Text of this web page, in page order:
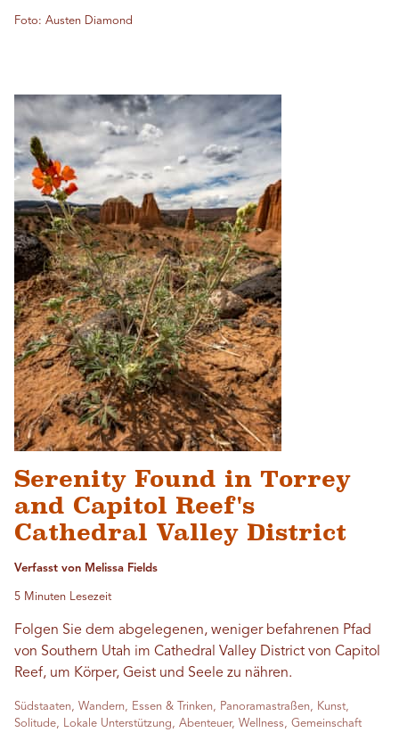
Foto: Austen Diamond
Serenity Found in Torrey
and Capitol Reef's
Cathedral Valley District
Verfasst von Melissa Fields
5 Minuten Lesezeit
Folgen Sie dem abgelegenen, weniger befahrenen Pfad
von Southern Utah im Cathedral Valley District von Capitol
Reef, um Körper, Geist und Seele zu nähren.
Südstaaten, Wandern, Essen & Trinken, Panoramastraßen, Kunst,
Solitude, Lokale Unterstützung, Abenteuer, Wellness, Gemeinschaft